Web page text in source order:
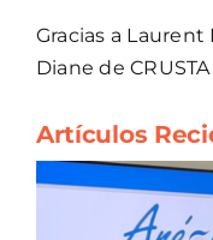
Gracias a
Diane de CRUSTA
Artículos